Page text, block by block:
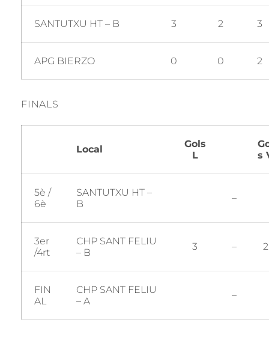
SANTUTXU HT – B 3 2 3
APG BIERZO 0 0 2
FINALS
Local
Gols
L
s
5è /
6è
SANTUTXU HT –
B
–
3er
/4rt
CHP SANT FELIU
– B
3 – 2
FIN
AL
CHP SANT FELIU
– A
–